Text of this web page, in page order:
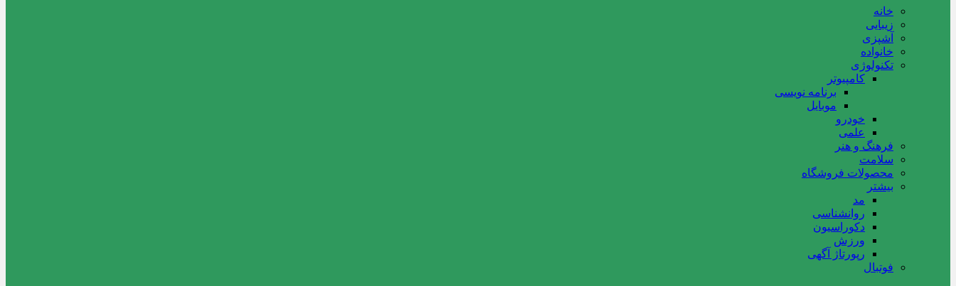
خانه
زیبایی
آشپزی
خانواده
تکنولوژی
کامپیوتر
برنامه نویسی
موبایل
خودرو
علمی
فرهنگ و هنر
سلامت
محصولات فروشگاه
بیشتر
مد
روانشناسی
دکوراسیون
ورزش
رپورتاژ آگهی
فوتبال